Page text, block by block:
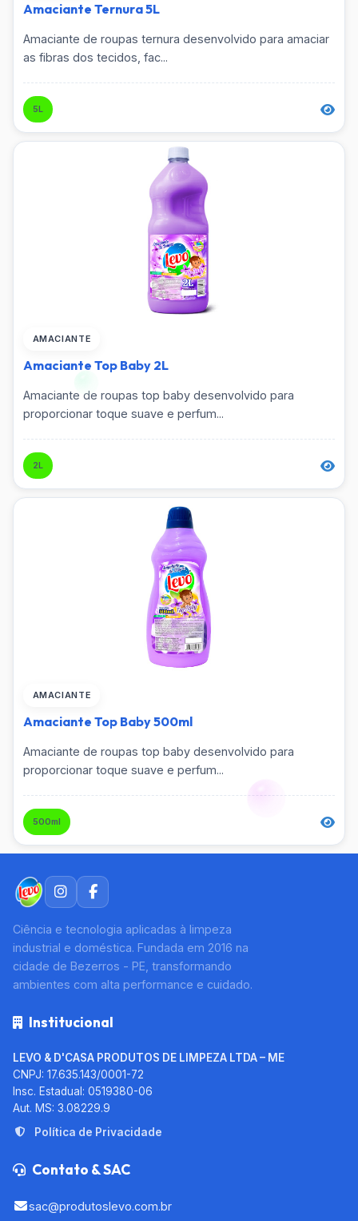
Amaciante Ternura 5L
Amaciante de roupas ternura desenvolvido para amaciar
as fibras dos tecidos, fac...
5L
AMACIANTE
Amaciante Top Baby 2L
Amaciante de roupas top baby desenvolvido para
proporcionar toque suave e perfum...
2L
AMACIANTE
Amaciante Top Baby 500ml
Amaciante de roupas top baby desenvolvido para
proporcionar toque suave e perfum...
500ml
Ciência e tecnologia aplicadas à limpeza
industrial e doméstica. Fundada em 2016 na
cidade de Bezerros - PE, transformando
ambientes com alta performance e cuidado.
Institucional
LEVO & D'CASA PRODUTOS DE LIMPEZA LTDA – ME
CNPJ: 17.635.143/0001-72
Insc. Estadual: 0519380-06
Aut. MS: 3.08229.9
Política de Privacidade
Contato & SAC
sac@produtoslevo.com.br